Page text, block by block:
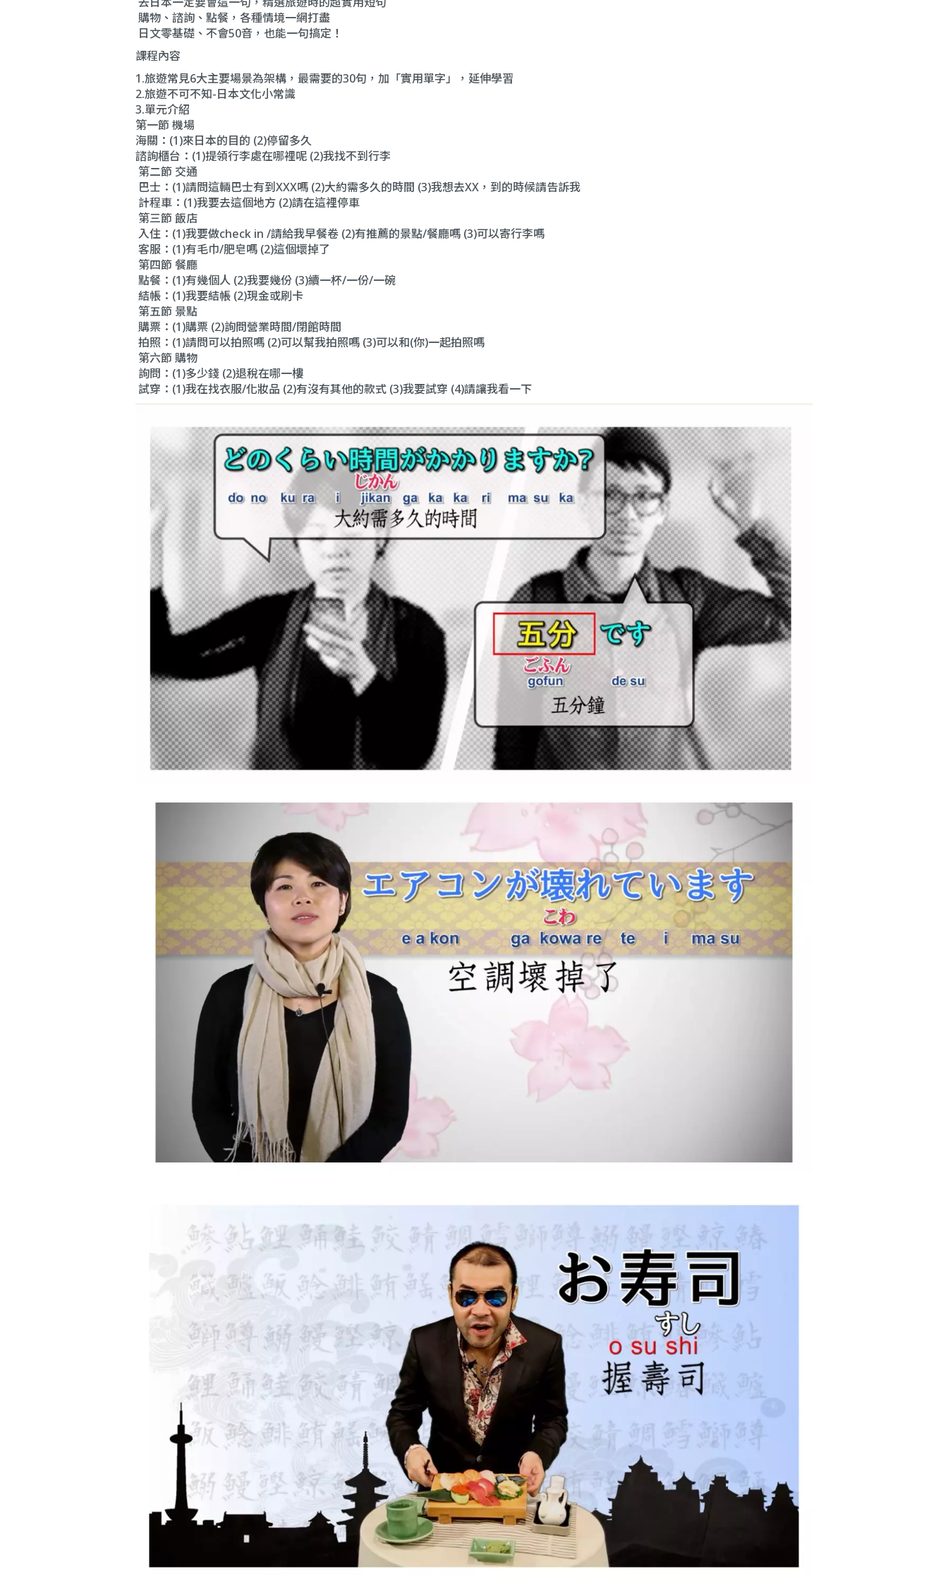
購物、諮詢、點餐，各種情境一網打盡
日文零基礎、不會50音，也能一句搞定！
課程內容
1.旅遊常見6大主要場景為架構，最需要的30句，加「實用單字」，延伸學習
2.旅遊不可不知-日本文化小常識
3.單元介紹
第一節 機場
海關：(1)來日本的目的 (2)停留多久
諮詢櫃台：(1)提領行李處在哪裡呢 (2)我找不到行李
第二節 交通
巴士：(1)請問這輛巴士有到XXX嗎 (2)大約需多久的時間 (3)我想去XX，到的時候請告訴我
計程車：(1)我要去這個地方 (2)請在這裡停車
第三節 飯店
入住：(1)我要做check in /請給我早餐卷 (2)有推薦的景點/餐廳嗎 (3)可以寄行李嗎
客服：(1)有毛巾/肥皂嗎 (2)這個壞掉了
第四節 餐廳
點餐：(1)有幾個人 (2)我要幾份 (3)續一杯/一份/一碗
結帳：(1)我要結帳 (2)現金或刷卡
第五節 景點
購票：(1)購票 (2)詢問營業時間/閉館時間
拍照：(1)請問可以拍照嗎 (2)可以幫我拍照嗎 (3)可以和(你)一起拍照嗎
第六節 購物
詢問：(1)多少錢 (2)退稅在哪一樓
試穿：(1)我在找衣服/化妝品 (2)有沒有其他的款式 (3)我要試穿 (4)請讓我看一下